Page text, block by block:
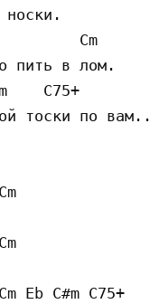
носки.
Cm
пить в лом.
C75+
тоски по вам...
Eb C#m C75+